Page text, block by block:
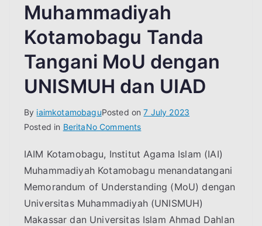
Muhammadiyah
Kotamobagu Tanda
Tangani MoU dengan
UNISMUH dan UIAD
By iaimkotamobaguPosted on7 July 2023
Posted in BeritaNo Commentson
IAI
Muhammadiyah
Kotamobagu
Tanda
Tangani
IAIM Kotamobagu, Institut Agama Islam (IAI)
Muhammadiyah Kotamobagu menandatangani
Memorandum of Understanding (MoU) dengan
Universitas Muhammadiyah (UNISMUH)
Makassar dan Universitas Islam Ahmad Dahlan